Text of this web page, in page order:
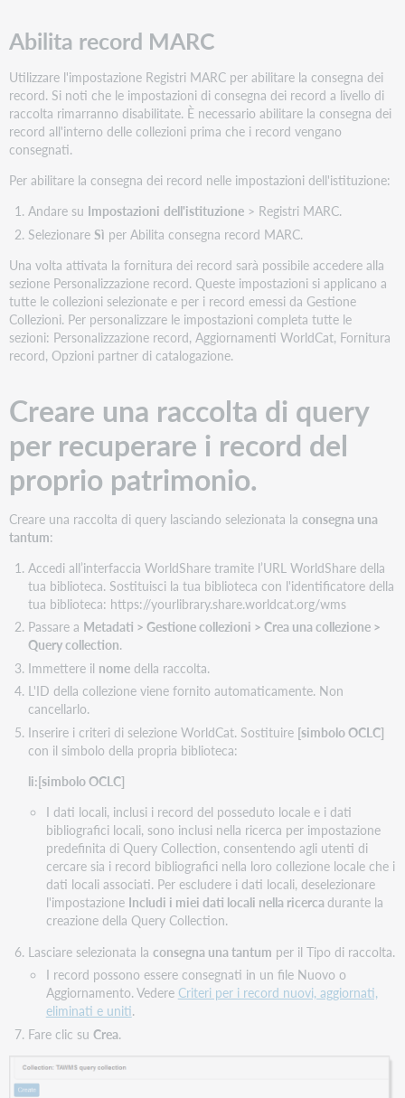
Crea
di
query
WorldCat
Abilitare
i
record
a
livello
collezione
Scaricare
i
file
utilizzando
I
Utilizzate
MarcEdit
per
estrarre
campi
specifici
dal
file
di
record.
Abilita record MARC
Utilizzare l'impostazione Registri MARC per abilitare la consegna dei
record. Si noti che le impostazioni di consegna dei record a livello di
raccolta rimarranno disabilitate. È necessario abilitare la consegna dei
record all'interno delle collezioni prima che i record vengano
consegnati.
Per abilitare la consegna dei record nelle impostazioni dell'istituzione:
Andare su Impostazioni dell'istituzione> Registri MARC.
Selezionare Sì per Abilita consegna record MARC.
Una volta attivata la fornitura dei record sarà possibile accedere alla
sezione Personalizzazione record. Queste impostazioni si applicano a
tutte le collezioni selezionate e per i record emessi da Gestione
Collezioni. Per personalizzare le impostazioni completa tutte le
sezioni: Personalizzazione record, Aggiornamenti WorldCat, Fornitura
record, Opzioni partner di catalogazione.
Creare una raccolta di query
per recuperare i record del
proprio patrimonio.
Creare una raccolta di query lasciando selezionata laconsegna una
tantum:
Accedi all’interfaccia WorldShare tramite l’URL WorldShare della
tua biblioteca. Sostituisci la tua biblioteca con l'identificatore della
tua biblioteca: https://yourlibrary.share.worldcat.org/wms
Passare a Metadati > Gestione collezioni > Crea una collezione >
Query collection.
Immettere il nomedella raccolta.
L'ID della collezione viene fornito automaticamente. Non
cancellarlo.
Inserire i criteri di selezione WorldCat. Sostituire [simbolo OCLC]
con il simbolo della propria biblioteca:
li:[simbolo OCLC]
I dati locali, inclusi i record del posseduto locale e i dati
bibliografici locali, sono inclusi nella ricerca per impostazione
predefinita di Query Collection, consentendo agli utenti di
cercare sia i record bibliografici nella loro collezione locale che i
dati locali associati. Per escludere i dati locali, deselezionare
l'impostazione Includi i miei dati locali nella ricerca durante la
creazione della Query Collection.
Lasciare selezionata la consegna una tantum per il Tipo di raccolta.
I record possono essere consegnati in un file Nuovo o
Aggiornamento. Vedere Criteri per i record nuovi, aggiornati,
eliminati e uniti.
Fare clic su Crea.